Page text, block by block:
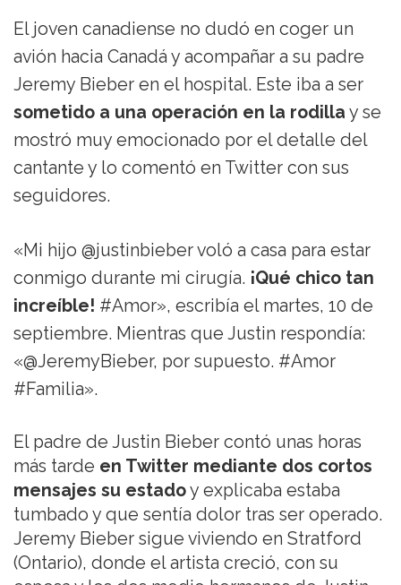
El joven canadiense no dudó en coger un
avión hacia Canadá y acompañar a su padre
Jeremy Bieber en el hospital. Este iba a ser
sometido a una operación en la rodilla y se
mostró muy emocionado por el detalle del
cantante y lo comentó en Twitter con sus
seguidores.
«Mi hijo @justinbieber voló a casa para estar
conmigo durante mi cirugía. ¡Qué chico tan
increíble! #Amor», escribía el martes, 10 de
septiembre. Mientras que Justin respondía:
«@JeremyBieber, por supuesto. #Amor
#Familia».
El padre de Justin Bieber contó unas horas
más tarde en Twitter mediante dos cortos
mensajes su estadoy explicaba estaba
tumbado y que sentía dolor tras ser operado.
Jeremy Bieber sigue viviendo en Stratford
(Ontario), donde el artista creció, con su